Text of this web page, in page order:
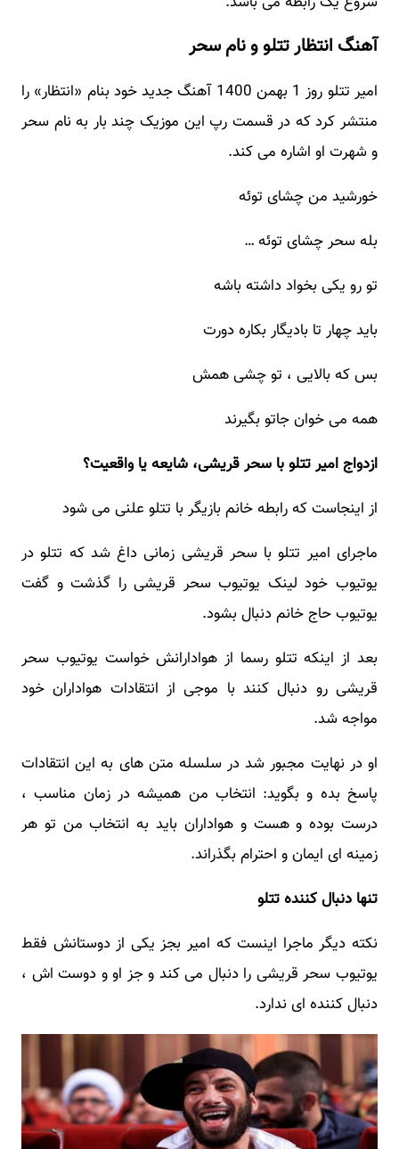
آهنگ انتظار تتلو و نام سحر
امیر تتلو روز 1 بهمن 1400 آهنگ جدید خود بنام «انتظار» را
منتشر کرد که در قسمت رپ این موزیک چند بار به نام سحر
و شهرت او اشاره می کند.
خورشید من چشای توئه
بله سحر چشای توئه …
تو رو یکی بخواد داشته باشه
باید چهار تا بادیگار بکاره دورت
بس که بالایی ، تو چشی همش
همه می خوان جاتو بگیرند
ازدواج امیر تتلو با سحر قریشی، شایعه یا واقعیت؟
از اینجاست که رابطه خانم بازیگر با تتلو علنی می شود
ماجرای امیر تتلو با سحر قریشی زمانی داغ شد که تتلو در
یوتیوب خود لینک یوتیوب سحر قریشی را گذشت و گفت
یوتیوب حاج خانم دنبال بشود.
بعد از اینکه تتلو رسما از هوادارانش خواست یوتیوب سحر
قریشی رو دنبال کنند با موجی از انتقادات هواداران خود
مواجه شد.
او در نهایت مجبور شد در سلسله متن های به این انتقادات
پاسخ بده و بگوید: انتخاب من همیشه در زمان مناسب ،
درست بوده و هست و هواداران باید به انتخاب من تو هر
زمینه ای ایمان و احترام بگذراند.
تنها دنبال کننده تتلو
نکته دیگر ماجرا اینست که امیر بجز یکی از دوستانش فقط
یوتیوب سحر قریشی را دنبال می کند و جز او و دوست اش ،
دنبال کننده ای ندارد.